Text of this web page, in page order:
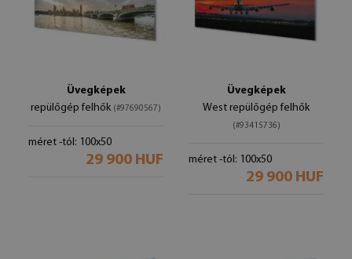
Üvegképek
repülőgép felhők (#97690567)
méret -tól: 100x50
29 900 HUF
Üvegképek
West repülőgép felhők
(#93415736)
méret -tól: 100x50
29 900 HUF